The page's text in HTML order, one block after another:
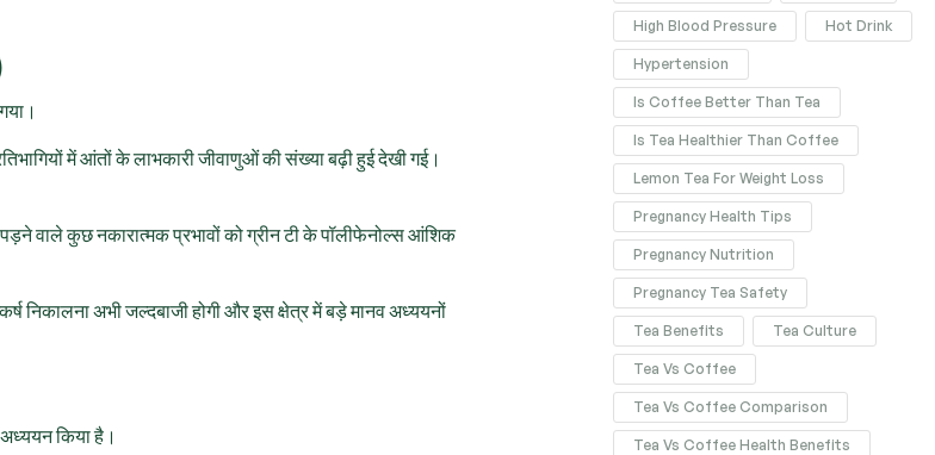
में आंतों के लाभकारी जीवाणुओं की संख्या बढ़ी हुई देखी गई।
वाले कुछ नकारात्मक प्रभावों को ग्रीन टी के पॉलीफेनोल्स आंशिक
निकालना अभी जल्दबाजी होगी और इस क्षेत्र में बड़े मानव अध्ययनों
किया है।
High Blood Pressure Hot Drink
Hypertension
Is Coffee Better Than Tea
Is Tea Healthier Than Coffee
Lemon Tea For Weight Loss
Pregnancy Health Tips
Pregnancy Nutrition
Pregnancy Tea Safety
Tea Benefits Tea Culture
Tea Vs Coffee
Tea Vs Coffee Comparison
Tea Vs Coffee Health Benefits